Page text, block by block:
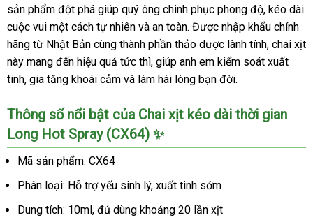
sản phẩm đột phá giúp quý ông chinh phục phong độ, kéo dài
cuộc vui một cách tự nhiên và an toàn. Được nhập khẩu chính
hãng từ Nhật Bản cùng thành phần thảo dược lành tính, chai xịt
này mang đến hiệu quả tức thì, giúp anh em kiểm soát xuất
tinh, gia tăng khoái cảm và làm hài lòng bạn đời.
Thông số nổi bật của Chai xịt kéo dài thời gian
Long Hot Spray (CX64) ✨
Mã sản phẩm: CX64
Phân loại: Hỗ trợ yếu sinh lý, xuất tinh sớm
Dung tích: 10ml, đủ dùng khoảng 20 lần xịt